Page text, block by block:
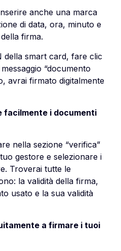
anche una marca
di data, ora, minuto e
firma.
della smart card, fare clic
“documento
avrai firmato digitalmente
facilmente i documenti
nella sezione “verifica”
gestore e selezionare i
Troverai tutte le
la validità della firma,
usato e la sua validità
a firmare i tuoi